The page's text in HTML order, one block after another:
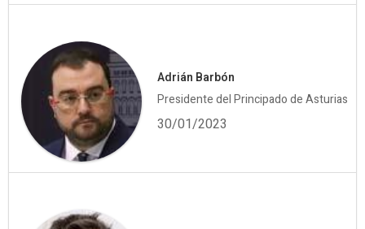
Adrián Barbón
Presidente del Principado de Asturias
30/01/2023